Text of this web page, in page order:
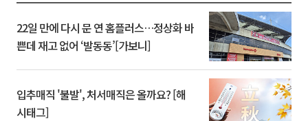
22일 만에 다시 문 연 홈플러스…정상화 바
쁜데 재고 없어 ‘발동동’[가보니]
입추매직 '불발', 처서매직은 올까요? [해
시태그]